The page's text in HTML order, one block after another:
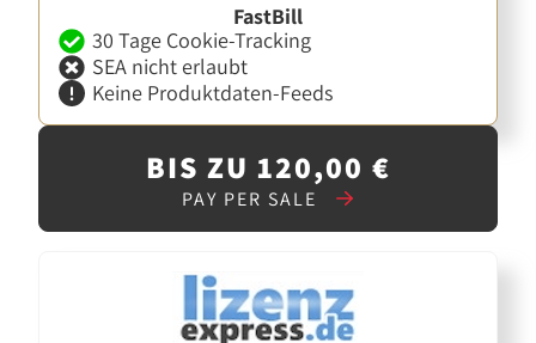
FastBill
30 Tage Cookie-Tracking
SEA nicht erlaubt
Keine Produktdaten-Feeds
BIS ZU 120,00 €
PAY PER SALE